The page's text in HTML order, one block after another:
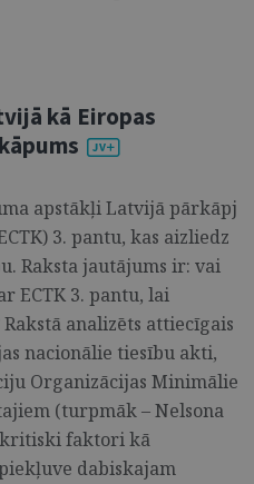
kā Eiropas
apstākļi Latvijā pārkāpj
3. pantu, kas aizliedz
Raksta jautājums ir: vai
ECTK 3. pantu, lai
analizēts attiecīgais
nacionālie tiesību akti,
Organizācijas Minimālie
(turpmāk – Nelsona
kritiski faktori kā
dabiskajam